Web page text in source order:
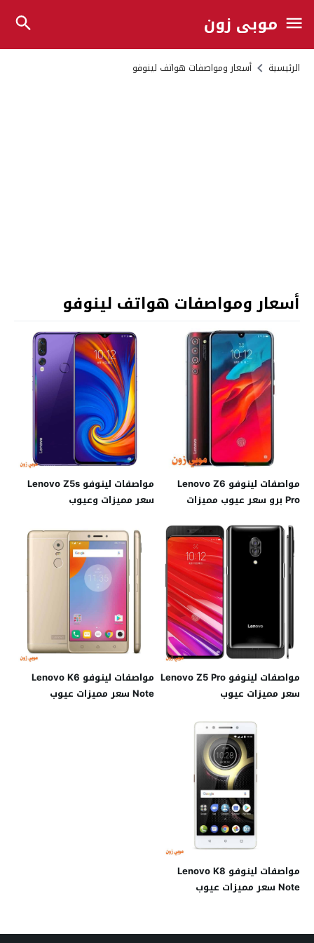
موبي زون
الرئيسية أسعار ومواصفات هواتف لينوفو
أسعار ومواصفات هواتف لينوفو
مواصفات لينوفو Lenovo Z6
Pro برو سعر عيوب مميزات
مواصفات لينوفو Lenovo Z5s
سعر مميزات وعيوب
مواصفات لينوفو Lenovo Z5 Pro
سعر مميزات عيوب
مواصفات لينوفو Lenovo K6
Note سعر مميزات عيوب
مواصفات لينوفو Lenovo K8
Note سعر مميزات عيوب